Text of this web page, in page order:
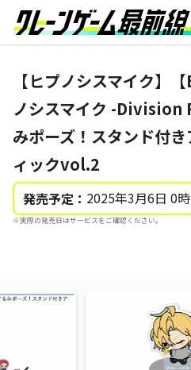
【ヒプノシスマイク】
ノシスマイク -Division
みポーズ！スタンド付
ィックvol.2
発売予定： 2025年3月6日 0時
※実際の発売日はサービスをご確認ください。